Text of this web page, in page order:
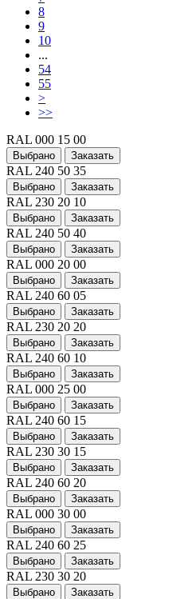
8
9
10
...
54
55
>
>>
RAL 000 15 00
Выбрано Заказать
RAL 240 50 35
Выбрано Заказать
RAL 230 20 10
Выбрано Заказать
RAL 240 50 40
Выбрано Заказать
RAL 000 20 00
Выбрано Заказать
RAL 240 60 05
Выбрано Заказать
RAL 230 20 20
Выбрано Заказать
RAL 240 60 10
Выбрано Заказать
RAL 000 25 00
Выбрано Заказать
RAL 240 60 15
Выбрано Заказать
RAL 230 30 15
Выбрано Заказать
RAL 240 60 20
Выбрано Заказать
RAL 000 30 00
Выбрано Заказать
RAL 240 60 25
Выбрано Заказать
RAL 230 30 20
Выбрано Заказать